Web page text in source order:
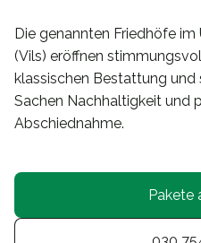
Die genannten Friedhöfe
(Vils) eröffnen
klassischen Bestattung und
Sachen Nachhaltigkeit und
Abschiednahme.
Pakete